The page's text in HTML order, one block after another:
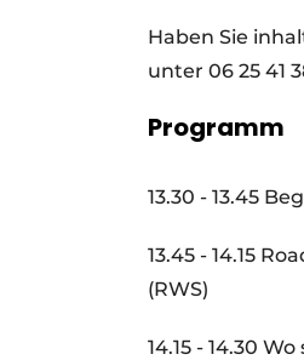
Haben Sie
unter 06 25 41
Programm
13.30 - 13.45
13.45 - 14.15
(RWS)
14.15 - 14.30